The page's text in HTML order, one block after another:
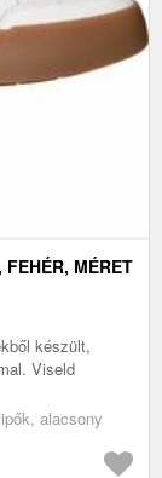
MÉRET
készült,
Viseld
alacsony